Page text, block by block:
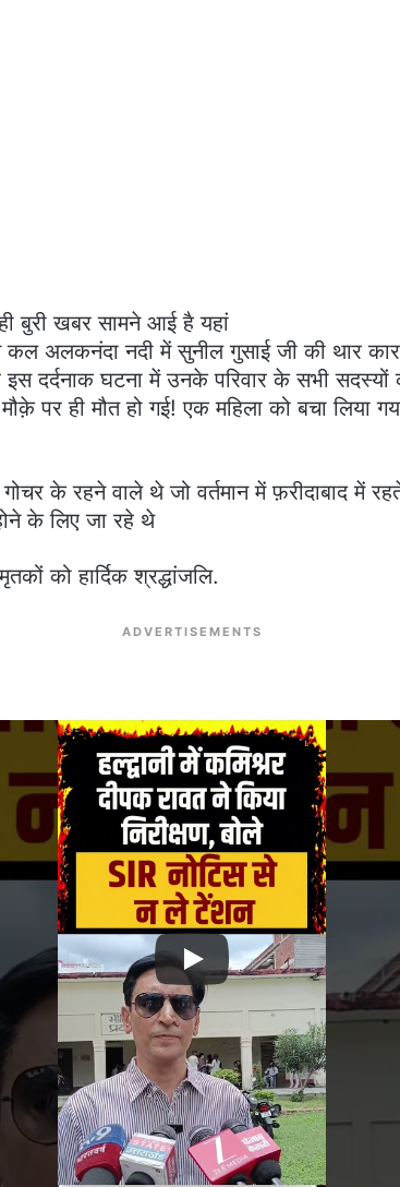
बुरी खबर सामने आई है यहां
अलकनंदा नदी में सुनील गुसाई जी की थार कार
दर्दनाक घटना में उनके परिवार के सभी सदस्यों
पर ही मौत हो गई! एक महिला को बचा लिया
के रहने वाले थे जो वर्तमान में फ़रीदाबाद में
के लिए जा रहे थे
को हार्दिक श्रद्धांजलि.
ADVERTISEMENTS